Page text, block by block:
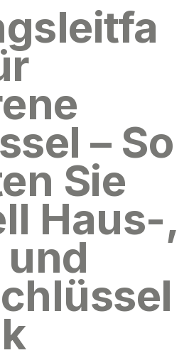
– So
Sie
Haus-,